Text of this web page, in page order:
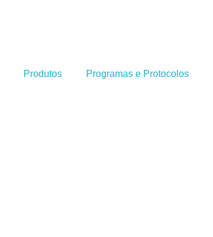
Produtos Programas e Protocolos